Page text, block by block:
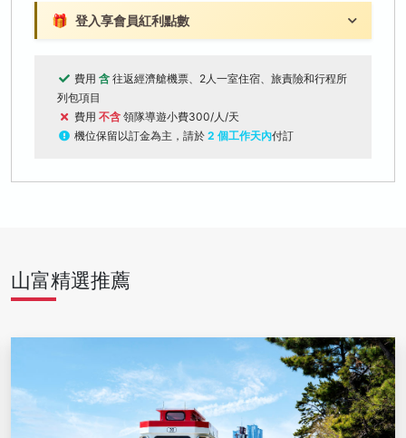
🎁 登入享會員紅利點數
費用 含 往返經濟艙機票、2人一室住宿、旅責險和行程所
列包項目
費用 不含 領隊導遊小費300/人/天
機位保留以訂金為主，請於 2 個工作天內付訂
山富精選推薦